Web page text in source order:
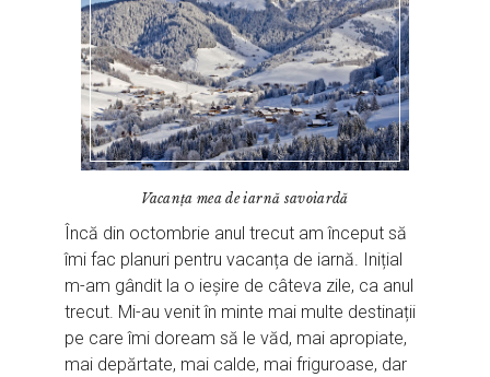
Vacanța mea de iarnă savoiardă
Încă din octombrie anul trecut am început să
îmi fac planuri pentru vacanța de iarnă. Inițial
m-am gândit la o ieșire de câteva zile, ca anul
trecut. Mi-au venit în minte mai multe destinații
pe care îmi doream să le văd, mai apropiate,
mai depărtate, mai calde, mai friguroase, dar